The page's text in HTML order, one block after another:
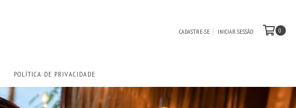
CADASTRE-SE INICIAR SESSÃO 0
POLÍTICA DE PRIVACIDADE